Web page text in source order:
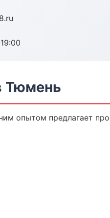
Тюмень
опытом предлагает